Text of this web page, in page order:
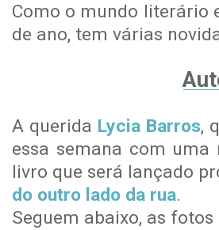
Como o mundo literário
de ano, tem várias
A querida Lycia Barros,
essa semana com uma
livro que será lançado
do outro lado da rua.
Seguem abaixo, as